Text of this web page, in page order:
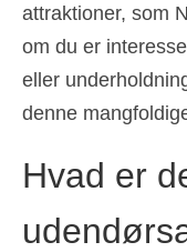
attraktioner, som
om du er
eller
denne
Hvad er